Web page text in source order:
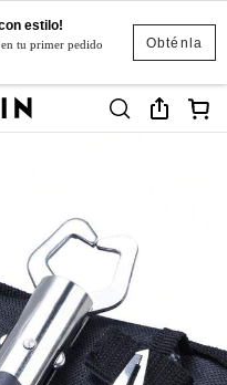
Obténla
estilo!
en tu primer pedido